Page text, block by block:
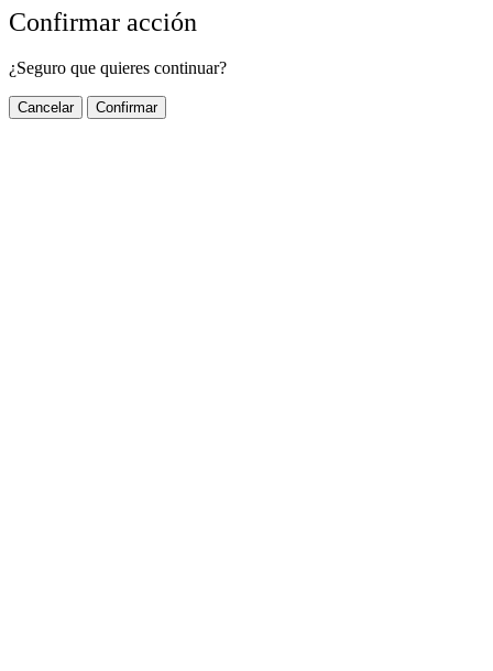
Confirmar acción
¿Seguro que quieres continuar?
Cancelar Confirmar